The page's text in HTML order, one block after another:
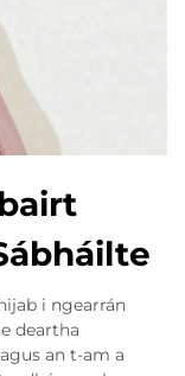
i ngearrán
deartha
an t-am a